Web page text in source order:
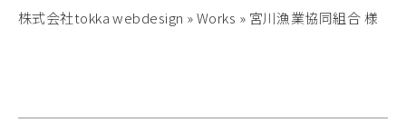
株式会社tokka webdesign »Works » 宮川漁業協同組合 様